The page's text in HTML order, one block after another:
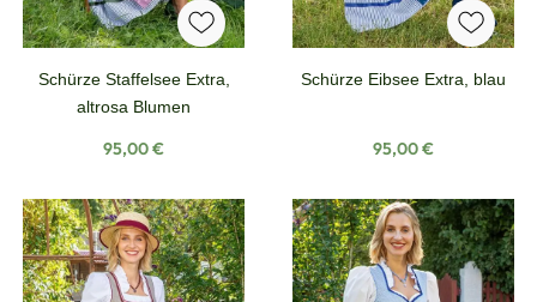
Schürze Staffelsee Extra,
altrosa Blumen
Regulärer Preis:
95,00 €
Schürze Eibsee Extra, blau
Regulärer Preis:
95,00 €